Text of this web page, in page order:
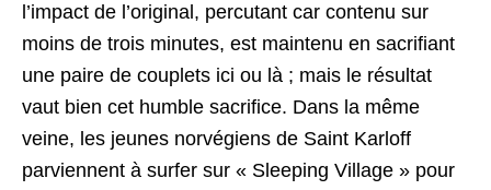
l’impact de l’original, percutant car contenu sur
moins de trois minutes, est maintenu en sacrifiant
une paire de couplets ici ou là ; mais le résultat
vaut bien cet humble sacrifice. Dans la même
veine, les jeunes norvégiens de Saint Karloff
parviennent à surfer sur « Sleeping Village » pour